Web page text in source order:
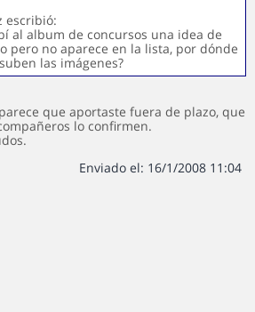
escribió:
al album de concursos una idea de
pero no aparece en la lista, por dónde
las imágenes?
que aportaste fuera de plazo, que
lo confirmen.
Enviado el: 16/1/2008 11:04